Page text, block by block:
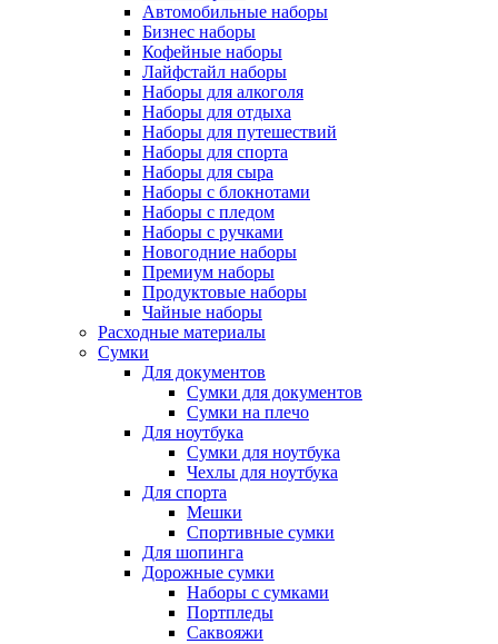
Автомобильные наборы
Бизнес наборы
Кофейные наборы
Лайфстайл наборы
Наборы для алкоголя
Наборы для отдыха
Наборы для путешествий
Наборы для спорта
Наборы для сыра
Наборы с блокнотами
Наборы с пледом
Наборы с ручками
Новогодние наборы
Премиум наборы
Продуктовые наборы
Чайные наборы
Расходные материалы
Сумки
Для документов
Сумки для документов
Сумки на плечо
Для ноутбука
Сумки для ноутбука
Чехлы для ноутбука
Для спорта
Мешки
Спортивные сумки
Для шопинга
Дорожные сумки
Наборы с сумками
Портпледы
Саквояжи